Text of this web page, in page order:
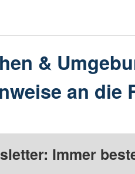
&
an die
Immer